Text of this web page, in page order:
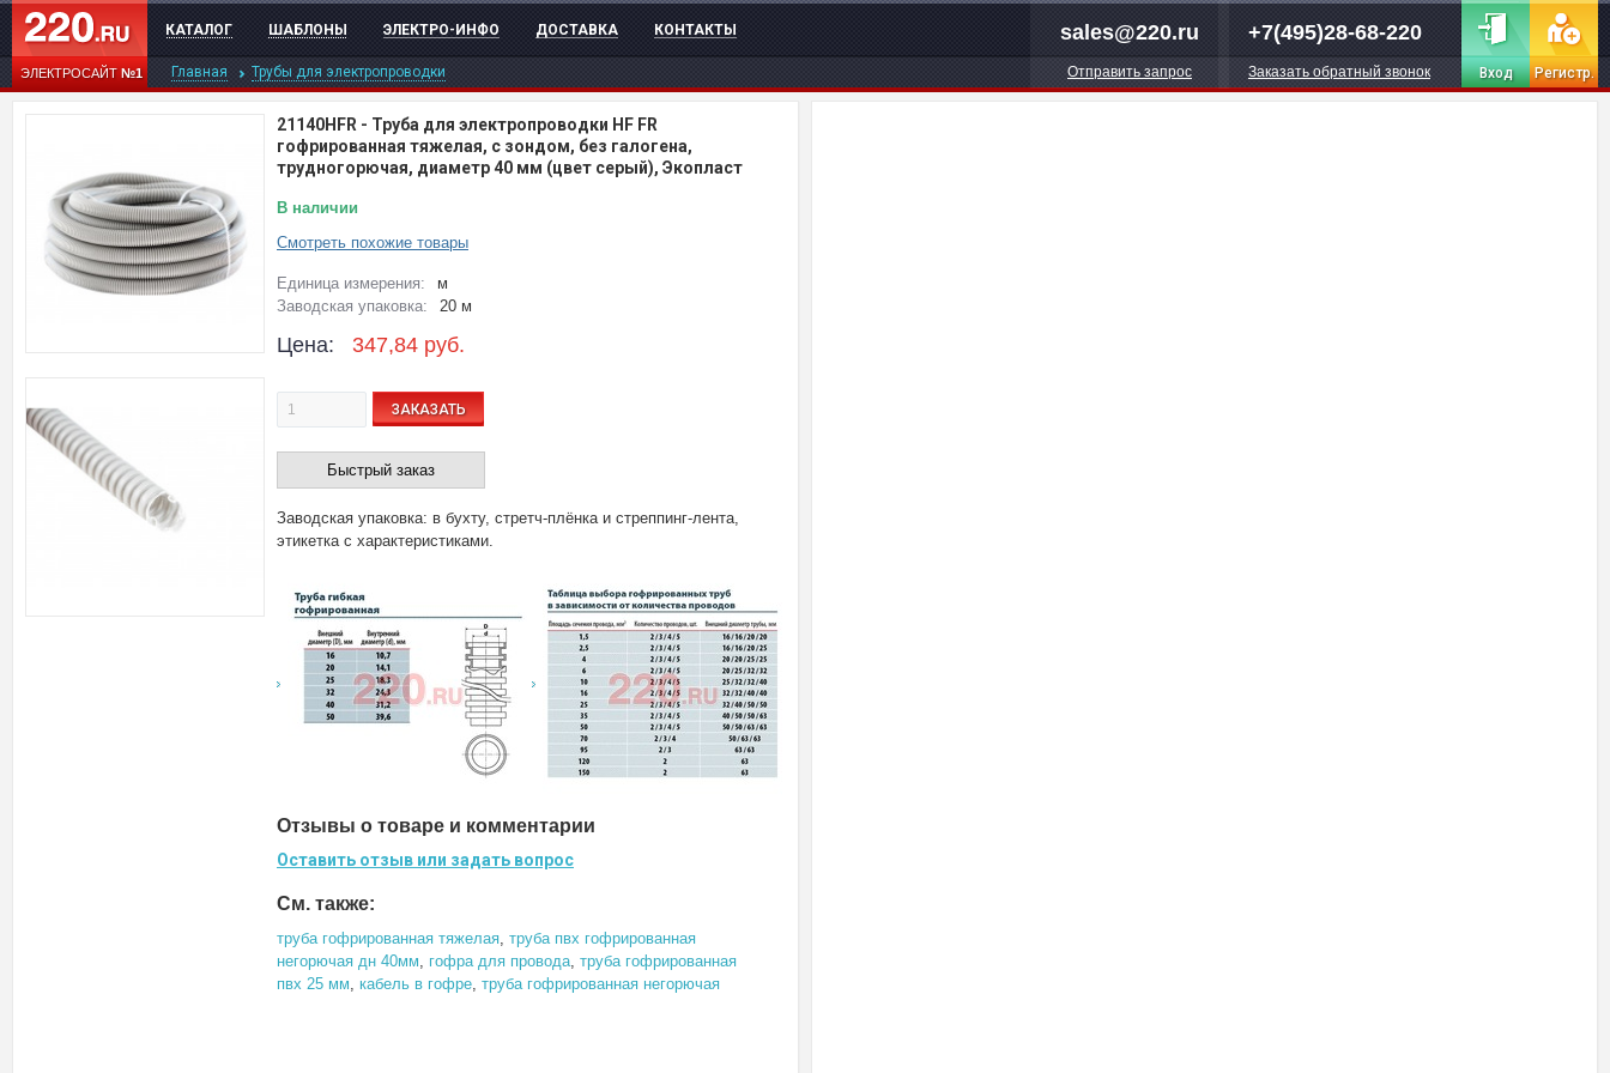
ЭЛЕКТРОСАЙТ№1
КАТАЛОГ ШАБЛОНЫ ЭЛЕКТРО-ИНФО ДОСТАВКА КОНТАКТЫ sales@220.ru
Отправить запрос
+7(495)28-68-220
Заказать обратный звонок Вход Регистр.
Главная Трубы для электропроводки
21140HFR - Труба для электропроводки HF FR
гофрированная тяжелая, с зондом, без галогена,
трудногорючая, диаметр 40 мм (цвет серый), Экопласт
В наличии
Смотреть похожие товары
Единица измерения:
м
Заводская упаковка:
20 м
Цена: 347,84 руб.
ЗАКАЗАТЬ
Быстрый заказ
Заводская упаковка: в бухту, стретч-плёнка и стреппинг-лента,
этикетка с характеристиками.
Отзывы о товаре и комментарии
Оставить отзыв или задать вопрос
См. также:
труба гофрированная тяжелая, труба пвх гофрированная
негорючая дн 40мм, гофра для провода, труба гофрированная
пвх 25 мм, кабель в гофре, труба гофрированная негорючая